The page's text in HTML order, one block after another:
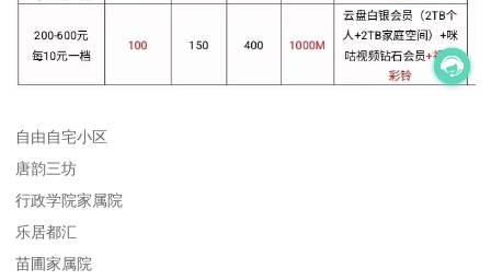
自由自宅小区
唐韵三坊
行政学院家属院
乐居都汇
苗圃家属院